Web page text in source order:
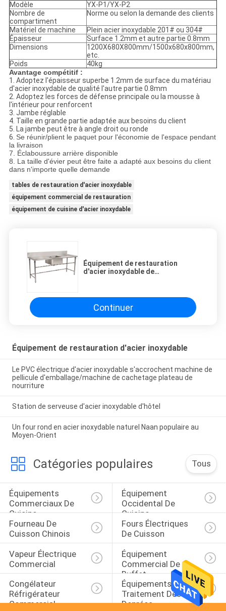
Modèle
YX-P1/YX-P2
Nombre de
compartiment
Norme ou selon la demande des clients
Matériel de machine
Plein acier inoxydable 201# ou 304#
Épaisseur
Surface 1.2mm et autre partie 0.8mm
Dimensions
1200X680X800mm/1500x680x800mm,
etc.
Poids
40kg
Avantage compétitif :
1. Adoptez l'épaisseur superbe 1.2mm de surface du matériau
d'acier inoxydable de qualité l'autre partie 0.8mm
2. Adoptez les forces de défense principale ou la mousse à
l'intérieur pour renforcent
3. Jambe réglable
4. Taille en grande partie adaptée aux besoins du client
5. La jambe peut être à angle droit ou ronde
6. Se réunir/plient le paquet pour l'économie de l'espace pendant
la livraison
7. Éclaboussure arrière disponible
8. La taille d'évier peut être faite a adapté aux besoins du client
dans n'importe quelle demande
tables de restauration d'acier inoxydable
équipement commercial de restauration
équipement de cuisine d'acier inoxydable
Équipement de restauration
d'acier inoxydable de
Continuer
Équipement de restauration d'acier inoxydable
Le PVC électrique d'acier inoxydable s'accrochent machine de
pellicule d'emballage/machine de cachetage plateau de
nourriture
Station de serveuse d'acier inoxydable d'hôtel
Un four rond en acier inoxydable naturel Naan populaire au
Moyen-Orient
Catégories populaires Tous
Équipements
Commerciaux De
Cuisine
Équipement
Occidental De
Cuisine
Fourneau De
Cuisson Chinois
Fours Électriques
De Cuisson
Vapeur Électrique
Commercial
Équipement
Commercial De
Buffet
Congélateur
Réfrigérateur
Commercial
Équipements De
Traitement Des
Denrées